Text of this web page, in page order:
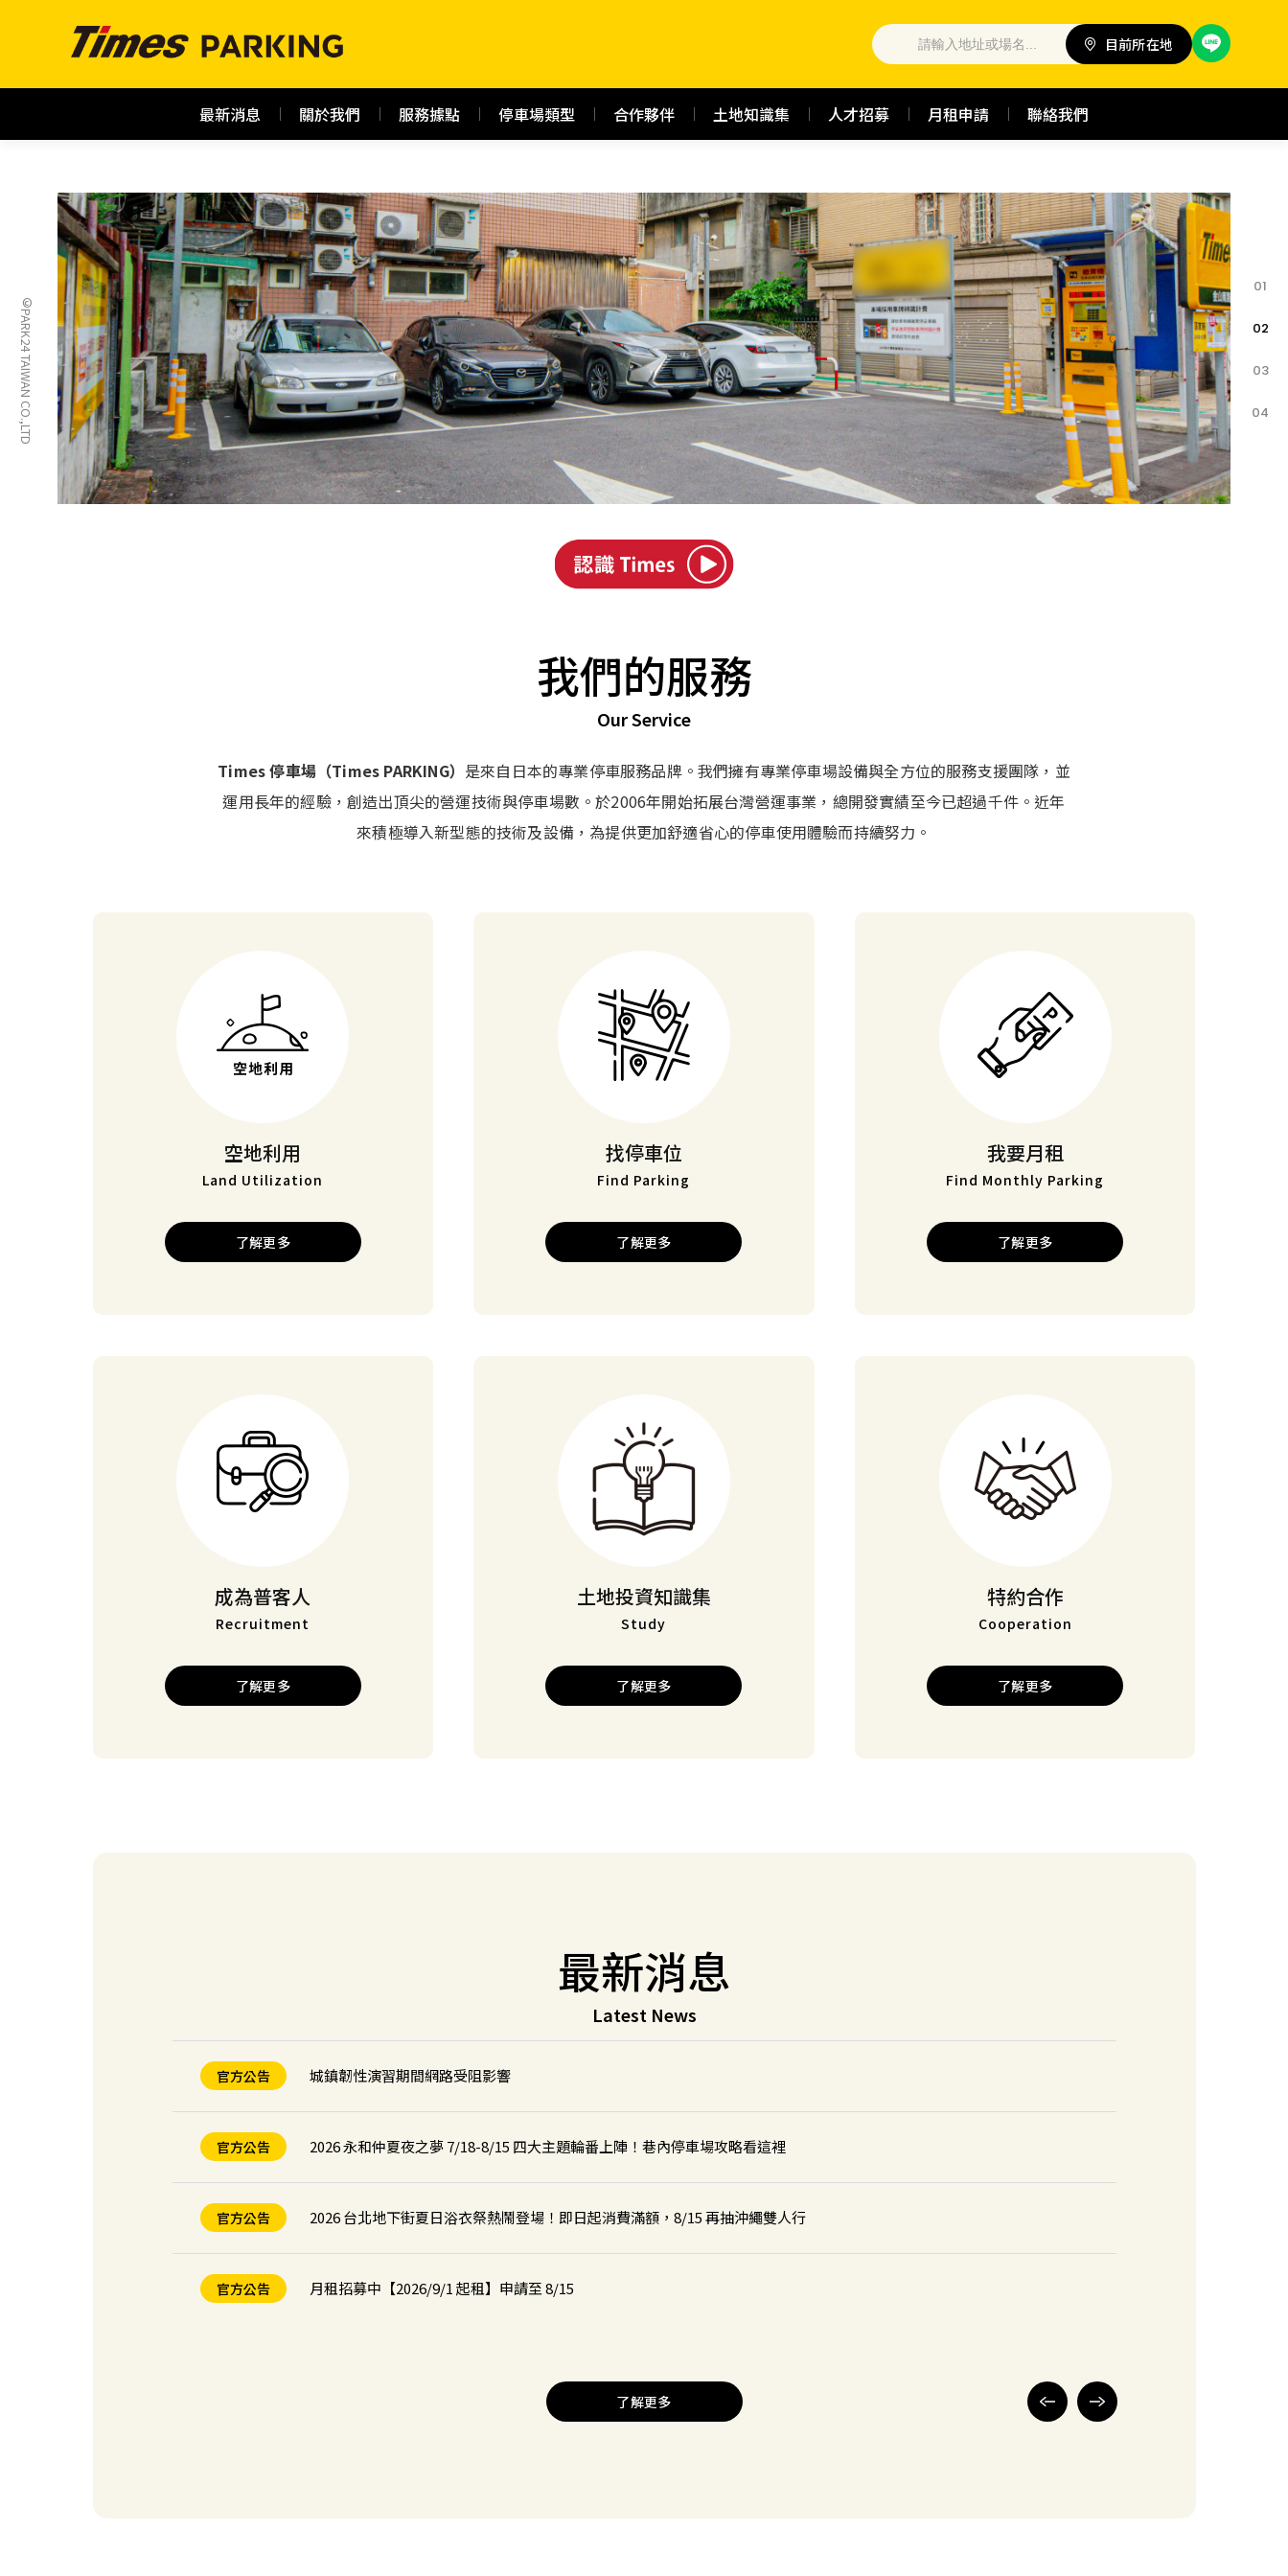
目前所在地
最新消息 關於我們 服務據點 停車場類型 合作夥伴 土地知識集 人才招募 月租申請 聯絡我們
01
02
03
04
©PARK24 TAIWAN CO.,LTD
我們的服務
Our Service
Times 停車場（Times PARKING） 是來自日本的專業停車服務品牌。我們擁有專業停車場設備與全方位的服務支援團隊，並
運用長年的經驗，創造出頂尖的營運技術與停車場數。於2006年開始拓展台灣營運事業，總開發實績至今已超過千件。近年
來積極導入新型態的技術及設備，為提供更加舒適省心的停車使用體驗而持續努力。
空地利用
Land Utilization
了解更多
找停車位
Find Parking
了解更多
我要月租
Find Monthly Parking
了解更多
成為普客人
Recruitment
了解更多
土地投資知識集
Study
了解更多
特約合作
Cooperation
了解更多
最新消息
Latest News
官方公告 城鎮韌性演習期間網路受阻影響
官方公告 2026 永和仲夏夜之夢 7/18-8/15 四大主題輪番上陣！巷內停車場攻略看這裡
官方公告 2026 台北地下街夏日浴衣祭熱鬧登場！即日起消費滿額，8/15 再抽沖繩雙人行
官方公告 月租招募中【2026/9/1 起租】申請至 8/15
了解更多